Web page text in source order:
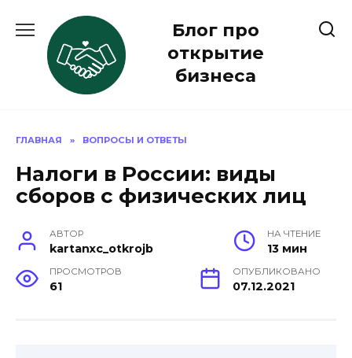
содержанию
Блог про
открытие
бизнеса
ГЛАВНАЯ » ВОПРОСЫ И ОТВЕТЫ
Налоги в России: виды
сборов с физических лиц
АВТОР
kartanxc_otkrojb
НА ЧТЕНИЕ
13 мин
ПРОСМОТРОВ
61
ОПУБЛИКОВАНО
07.12.2021